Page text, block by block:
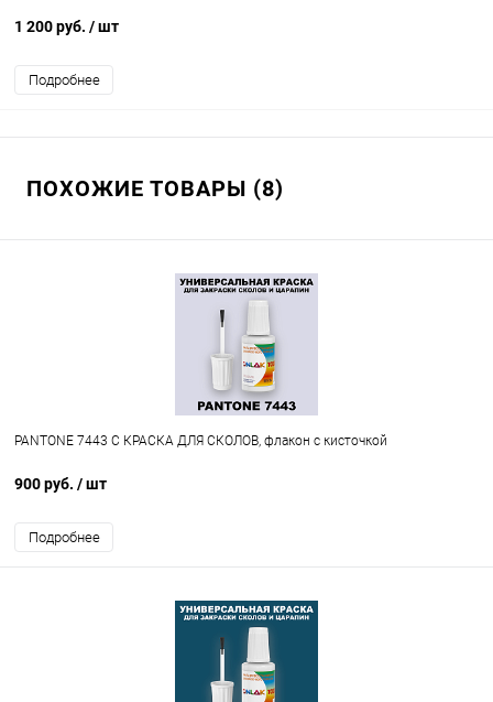
1 200 руб. / шт
Подробнее
ПОХОЖИЕ ТОВАРЫ (8)
PANTONE 7443 C КРАСКА ДЛЯ СКОЛОВ, флакон с кисточкой
900 руб. / шт
Подробнее